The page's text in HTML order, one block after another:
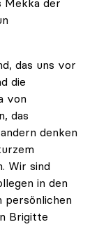
Mekka der
das uns vor
die
von
das
denken
Wir sind
in den
persönlichen
Brigitte